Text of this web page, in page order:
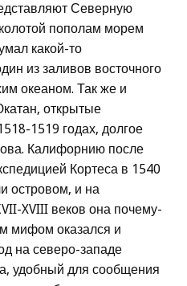
Северную
пополам морем
какой-то
из заливов восточного
океаном. Так же и
открытые
1519 годах, долгое
Калифорнию после
Кортеса в 1540
островом, и на
XVIII веков она почему-
мифом оказался и
на северо-западе
удобный для сообщения